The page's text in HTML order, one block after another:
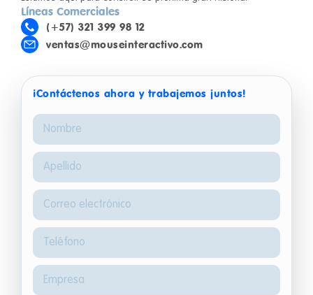
Líneas Comerciales
(+57) 321 399 98 12
ventas@mouseinteractivo.com
¡Contáctenos ahora y trabajemos juntos!